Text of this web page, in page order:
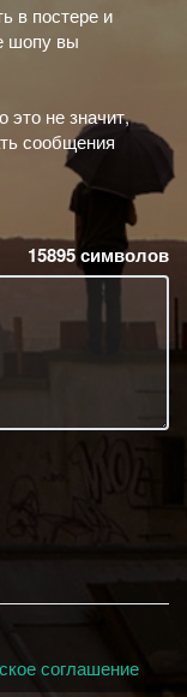
в постере и
шопу вы
это не значит,
сообщения
15895символов
соглашение